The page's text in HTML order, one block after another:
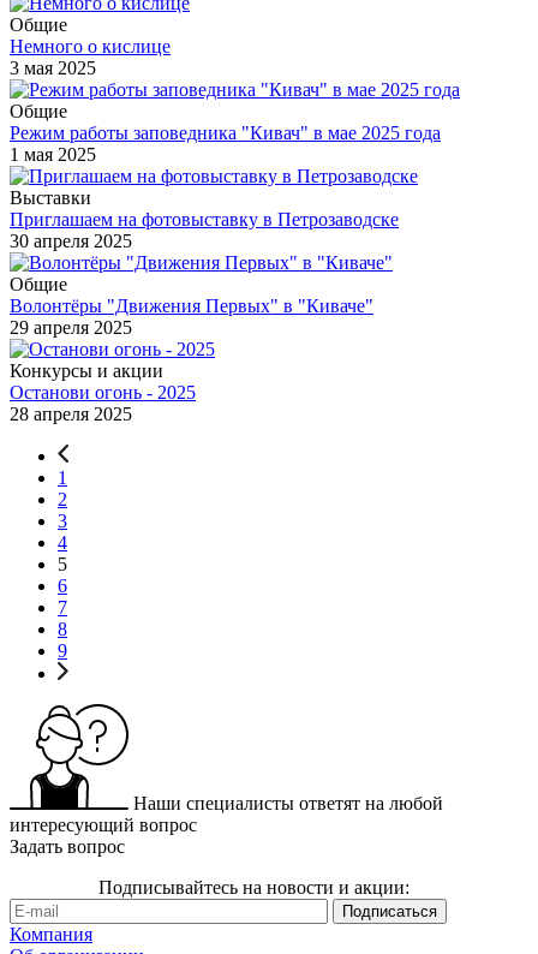
Общие
Немного о кислице
3 мая 2025
Общие
Режим работы заповедника "Кивач" в мае 2025 года
1 мая 2025
Выставки
Приглашаем на фотовыставку в Петрозаводске
30 апреля 2025
Общие
Волонтёры "Движения Первых" в "Киваче"
29 апреля 2025
Конкурсы и акции
Останови огонь - 2025
28 апреля 2025
1
2
3
4
5
6
7
8
9
Наши специалисты ответят на любой
интересующий вопрос
Задать вопрос
Подписывайтесь на новости и акции:
Компания